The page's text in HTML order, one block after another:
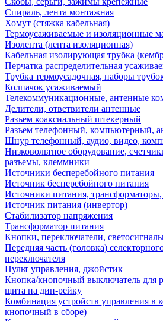
Спираль, лента монтажная
Хомут (стяжка кабельная)
Термоусаживаемые и изоляционные
Изолента (лента изоляционная)
Кабельная изолирующая трубка
Перчатка распределительная
Трубка термоусадочная, наборы
Колпачок усаживаемый
Телекоммуникационные, антенные
Делители, ответвители антенные
Разъем коаксиальный штекерный
Разъем телефонный, компьютерный,
Шнур телефонный, аудио, видео,
Низковольтное оборудование,
разъемы, клеммники
Источники бесперебойного питания
Источник бесперебойного питания
Источники питания, трансформаторы,
Источник питания (инвертор)
Стабилизатор напряжения
Трансформатор питания
Кнопки, переключатели,
Передняя часть (головка)
переключателя
Пульт управления, джойстик
Кнопка/кнопочный выключатель для
щита на дин-рейку
Комбинация устройств управления в
кнопочный в сборе)